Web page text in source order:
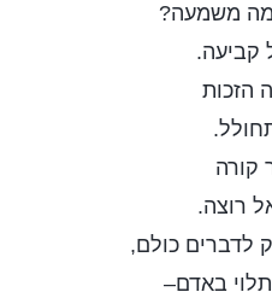
משמעה?
קביעה.
הזכות
קורה
רוצה.
לדברים כולם,
באדם–